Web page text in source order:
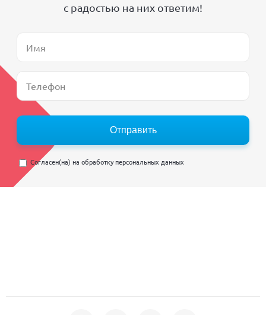
с радостью на них ответим!
Отправить
Согласен(на) на обработку персональных данных